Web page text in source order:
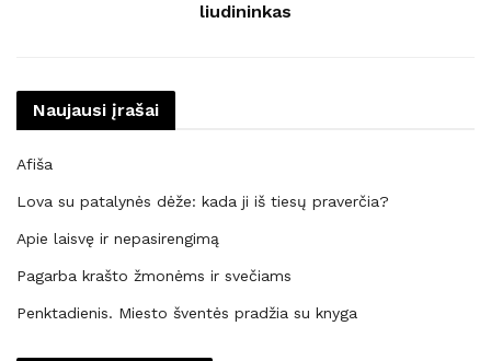
liudininkas
Naujausi įrašai
Afiša
Lova su patalynės dėže: kada ji iš tiesų praverčia?
Apie laisvę ir nepasirengimą
Pagarba krašto žmonėms ir svečiams
Penktadienis. Miesto šventės pradžia su knyga